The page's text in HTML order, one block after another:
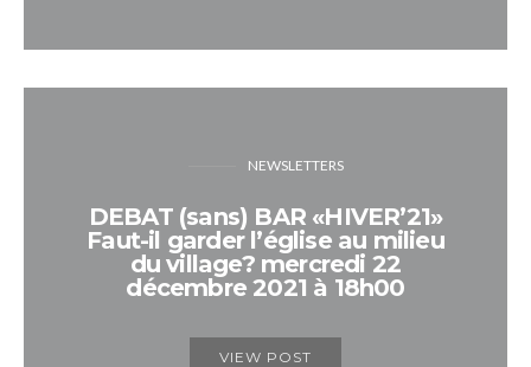
NEWSLETTERS
DEBAT (sans) BAR «HIVER’21»
Faut-il garder l’église au milieu
du village? mercredi 22
décembre 2021 à 18h00
VIEW POST